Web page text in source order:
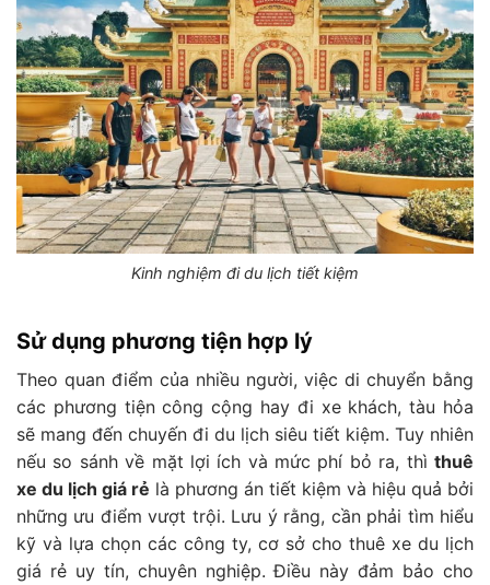
Kinh nghiệm đi du lịch tiết kiệm
Sử dụng phương tiện hợp lý
Theo quan điểm của nhiều người, việc di chuyển bằng
các phương tiện công cộng hay đi xe khách, tàu hỏa
sẽ mang đến chuyến đi du lịch siêu tiết kiệm. Tuy nhiên
nếu so sánh về mặt lợi ích và mức phí bỏ ra, thì thuê
xe du lịch giá rẻ là phương án tiết kiệm và hiệu quả bởi
những ưu điểm vượt trội. Lưu ý rằng, cần phải tìm hiểu
kỹ và lựa chọn các công ty, cơ sở cho thuê xe du lịch
giá rẻ uy tín, chuyên nghiệp. Điều này đảm bảo cho